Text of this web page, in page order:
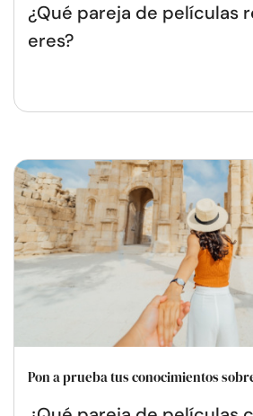
¿Qué pareja de películas
eres?
Pon a prueba tus conocimientos